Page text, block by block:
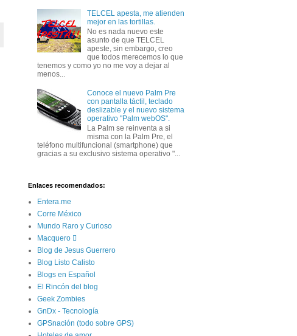
TELCEL apesta, me atienden
mejor en las tortillas.
No es nada nuevo este
asunto de que TELCEL
apeste, sin embargo, creo
que todos merecemos lo que
tenemos y como yo no me voy a dejar al
menos...
Conoce el nuevo Palm Pre
con pantalla táctil, teclado
deslizable y el nuevo sistema
operativo "Palm webOS".
La Palm se reinventa a si
misma con la Palm Pre, el
teléfono multifuncional (smartphone) que
gracias a su exclusivo sistema operativo "...
Enlaces recomendados:
Entera.me
Corre México
Mundo Raro y Curioso
Macquero 
Blog de Jesus Guerrero
Blog Listo Calisto
Blogs en Español
El Rincón del blog
Geek Zombies
GnDx - Tecnología
GPSnación (todo sobre GPS)